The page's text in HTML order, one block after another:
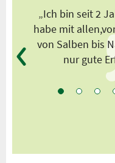
„Ich bin seit 2
habe mit
von Salben bis
nur gute